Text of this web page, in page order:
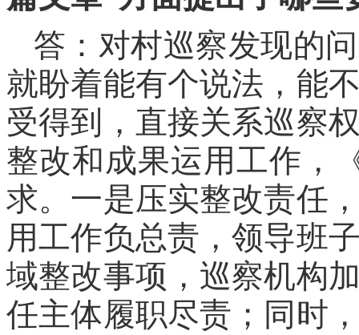
答：对村巡察发现的
就盼着能有个说法，能
受得到，直接关系巡察
整改和成果运用工作，
求。一是压实整改责任
用工作负总责，领导班
域整改事项，巡察机构
任主体履职尽责；同时